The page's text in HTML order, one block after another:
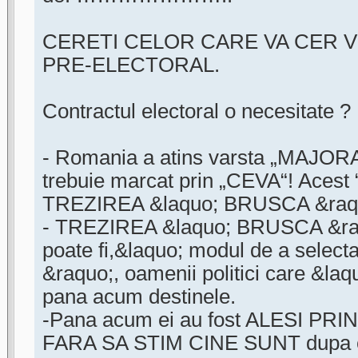
CERETI CELOR CARE VA CER
PRE-ELECTORAL.
Contractul electoral o necesitate ?
- Romania a atins varsta
trebuie marcat prin „CEVA“! Acest
TREZIREA &laquo; BRUSCA
- TREZIREA &laquo; BRUSCA
poate fi,&laquo; modul de a
&raquo;, oamenii politici care
pana acum destinele.
-Pana acum ei au fost ALESI
FARA SA STIM CINE SUNT